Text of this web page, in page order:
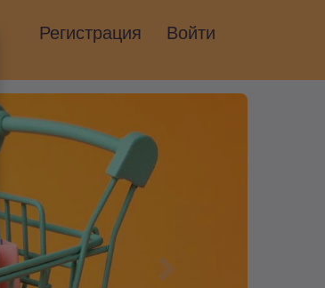
Регистрация Войти